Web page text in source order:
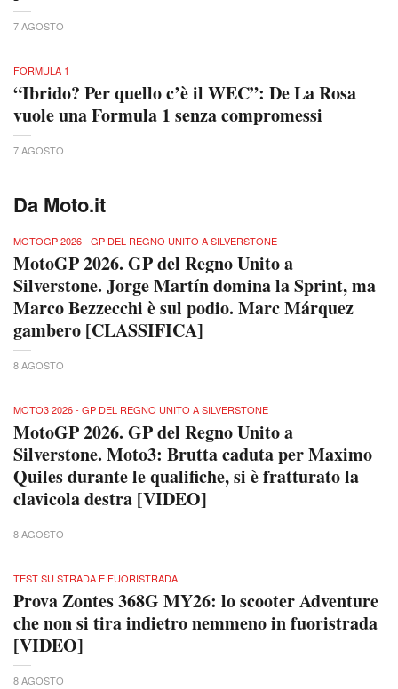
7 AGOSTO
FORMULA 1
“Ibrido? Per quello c’è il WEC”: De La Rosa
vuole una Formula 1 senza compromessi
7 AGOSTO
Da Moto.it
MOTOGP 2026 - GP DEL REGNO UNITO A SILVERSTONE
MotoGP 2026. GP del Regno Unito a
Silverstone. Jorge Martín domina la Sprint, ma
Marco Bezzecchi è sul podio. Marc Márquez
gambero [CLASSIFICA]
8 AGOSTO
MOTO3 2026 - GP DEL REGNO UNITO A SILVERSTONE
MotoGP 2026. GP del Regno Unito a
Silverstone. Moto3: Brutta caduta per Maximo
Quiles durante le qualifiche, si è fratturato la
clavicola destra [VIDEO]
8 AGOSTO
TEST SU STRADA E FUORISTRADA
Prova Zontes 368G MY26: lo scooter Adventure
che non si tira indietro nemmeno in fuoristrada
[VIDEO]
8 AGOSTO